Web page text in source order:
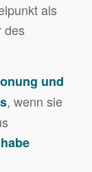
als
des
und
, wenn sie